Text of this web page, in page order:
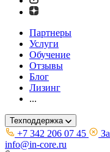
Партнеры
Услуги
Обучение
Отзывы
Блог
Лизинг
...
Техподдержка
+7 342 206 07 45
info@in-core.ru